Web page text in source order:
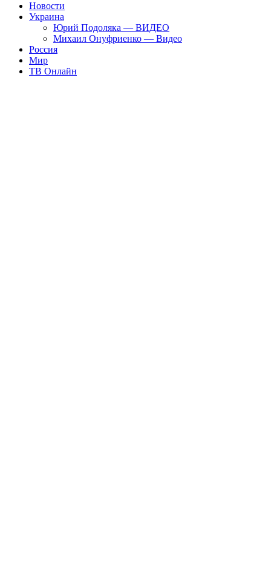
Новости
Украина
Юрий Подоляка — ВИДЕО
Михаил Онуфриенко — Видео
Россия
Мир
ТВ Онлайн